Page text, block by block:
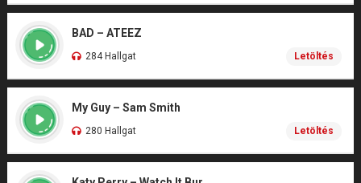
BAD – ATEEZ
284 Hallgat Letöltés
My Guy – Sam Smith
280 Hallgat Letöltés